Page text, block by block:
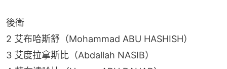
後衛
2 艾布哈斯舒（Mohammad ABU HASHISH）
3 艾度拉拿斯比（Abdallah NASIB）